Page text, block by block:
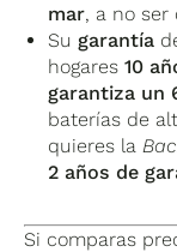
mar, a no ser
Su garantía
hogares10
garantiza un
baterías de
quieres la
2 años de
Si comparas